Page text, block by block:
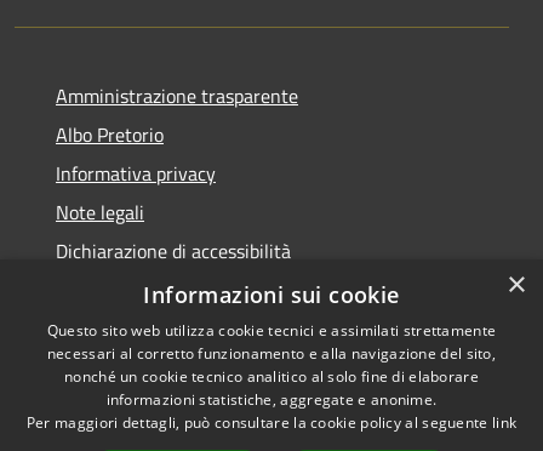
Amministrazione trasparente
Albo Pretorio
Informativa privacy
Note legali
Dichiarazione di accessibilità
Accessibilità
Privacy
Comune convenzionato
Astigov
Progetto|Convenzione|
×
Informazioni sui cookie
Questo sito web utilizza cookie tecnici e assimilati strettamente
necessari al corretto funzionamento e alla navigazione del sito,
nonché un cookie tecnico analitico al solo fine di elaborare
informazioni statistiche, aggregate e anonime.
Per maggiori dettagli, può consultare la cookie policy al seguente link